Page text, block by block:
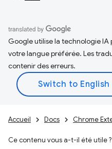
Google utilise la technologie
votre langue préférée. Les
contenir des erreurs.
Accueil Docs Chrome
Ce contenu vous a-t-il été utile ?